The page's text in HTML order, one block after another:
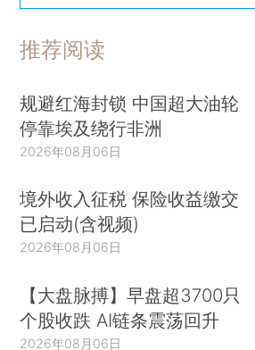
推荐阅读
规避红海封锁 中国超大油轮
停靠埃及绕行非洲
2026年08月06日
境外收入征税 保险收益缴交
已启动(含视频)
2026年08月06日
【大盘脉搏】早盘超3700只
个股收跌 AI链条震荡回升
2026年08月06日